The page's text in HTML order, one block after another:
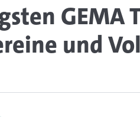
GEMA
und